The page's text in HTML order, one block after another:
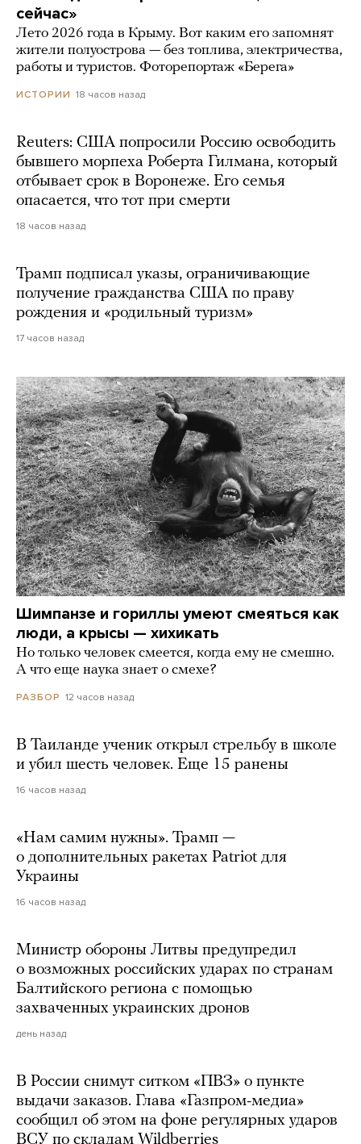
сейчас»
Лето 2026 года в Крыму. Вот каким его запомнят
жители полуострова — без топлива, электричества,
работы и туристов. Фоторепортаж «Берега»
ИСТОРИИ 18 часов назад
Reuters: США попросили Россию освободить
бывшего морпеха Роберта Гилмана, который
отбывает срок в Воронеже. Его семья
опасается, что тот при смерти
18 часов назад
Трамп подписал указы, ограничивающие
получение гражданства США по праву
рождения и «родильный туризм»
17 часов назад
Шимпанзе и гориллы умеют смеяться как
люди, а крысы — хихикать
Но только человек смеется, когда ему не смешно.
А что еще наука знает о смехе?
РАЗБОР 12 часов назад
В Таиланде ученик открыл стрельбу в школе
и убил шесть человек. Еще 15 ранены
16 часов назад
«Нам самим нужны». Трамп —
о дополнительных ракетах Patriot для
Украины
16 часов назад
Министр обороны Литвы предупредил
о возможных российских ударах по странам
Балтийского региона с помощью
захваченных украинских дронов
день назад
В России снимут ситком «ПВЗ» о пункте
выдачи заказов. Глава «Газпром-медиа»
сообщил об этом на фоне регулярных ударов
ВСУ по складам Wildberries